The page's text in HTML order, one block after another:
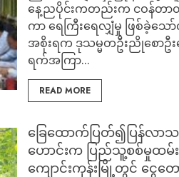
နေ့ညပိုင်းကတည်းက ငဝန်တာ
ကာ ရေကြီးရေလျှံမှု ဖြစ်ခဲ့သ
အစိုးရက ဒုသမ္မတဦးညိုစောဦး
ရက်အကြာ...
READ MORE
ခြေထောက်ပြတ်၍ပြန်လာ
ဟောင်းက ပြည်သူ့စစ်မှုထမ်းအ
ကျောင်းကုန်းမြို့တွင် ငွေတေ